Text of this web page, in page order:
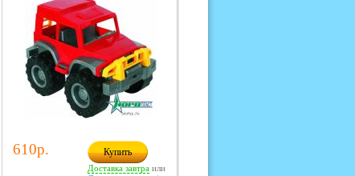
610р. Купить
Доставка завтра или